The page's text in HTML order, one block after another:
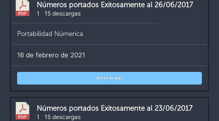
Números portados Exitosamente al 26/06/2017
1 15 descargas
Portabilidad Númerica
16 de febrero de 2021
Descargar
Números portados Exitosamente al 23/06/2017
1 15 descargas